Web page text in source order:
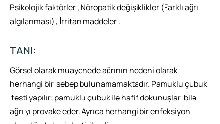
Psikolojik faktörler , Nöropatik değişiklikler (Farklı ağrı
algılanması) , İrritan maddeler .
TANI:
Görsel olarak muayenede ağrının nedeni olarak
herhangi bir sebep bulunamamaktadır. Pamuklu çubuk
testi yapılır; pamuklu çubuk ile hafif dokunuşlar bile
ağrı yı provake eder. Ayrıca herhangi bir enfeksiyon